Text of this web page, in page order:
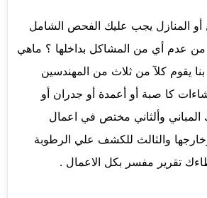
أو المنازل يجب عليك الفحص الشامل
من عدم أي من المشاكل بداخلها ؟ ماهي
يقوم كلآ من ثلاث من المهندسين
كا صبة أو أعمدة أو جدران أو
المباني وألثاني مختص في اعمال
والثالث للكشف علي الرطوبة
تقرير مفسر بكل الاعمال .